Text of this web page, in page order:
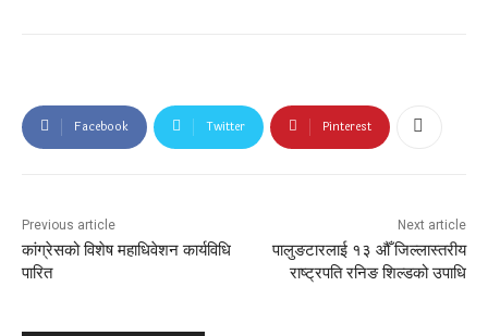
Facebook Twitter Pinterest
Previous article
कांग्रेसको विशेष महाधिवेशन कार्यविधि
पारित
Next article
पालुङटारलाई १३ औँ जिल्लास्तरीय
राष्ट्रपति रनिङ शिल्डको उपाधि